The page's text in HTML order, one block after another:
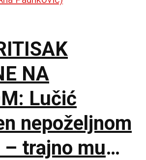
NA
Lučić
nepoželjnom
trajno mu